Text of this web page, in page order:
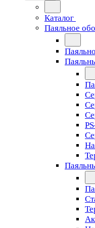
Каталог
Паяльное